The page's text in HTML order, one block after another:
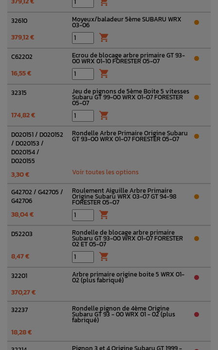
32610 Moyeux/baladeur 5ème SUBARU WRX
03-06
379,12 € 
C62202 Ecrou de blocage arbre primaire GT 93-
00 WRX 01-10 FORESTER 05-07
16,55 € 
32315 Jeu de pignons de 5ème Boite 5 vitesses
Subaru GT 99-00 WRX 01-07 FORESTER
05-07
174,82 € 
D020151 / D020152
/ D020153 /
D020154 /
D020155
Rondelle Arbre Primaire Origine Subaru
GT 93-00 WRX 01-07 FORESTER 05-07
3,30 € Voir toutes les options
G42702 / G42705 /
G42706
Roulement Aiguille Arbre Primaire
Origine Subaru WRX 03-07 GT 94-98
FORESTER 05-07
38,04 € 
D52203 Rondelle de blocage arbre primaire
Subaru GT 93-00 WRX 01-07 FORESTER
02 ET 05-07
8,47 € 
32201 Arbre primaire origine boite 5 WRX 01-
02 (plus fabriqué)
370,27 €
32237 Rondelle pignon de 4ème Origine
Subaru GT 93 - 00 WRX 01 - 02 (plus
fabriqué)
18,28 €